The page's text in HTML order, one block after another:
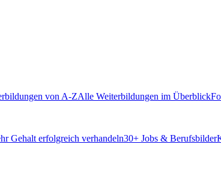
von A-ZAlle Weiterbildungen im Überblick
Gehalt erfolgreich verhandeln30+ Jobs & Berufsbilder